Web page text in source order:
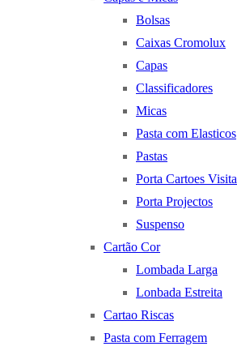
Bolsas
Caixas Cromolux
Capas
Classificadores
Micas
Pasta com Elasticos
Pastas
Porta Cartoes Visita
Porta Projectos
Suspenso
Cartão Cor
Lombada Larga
Lonbada Estreita
Cartao Riscas
Pasta com Ferragem